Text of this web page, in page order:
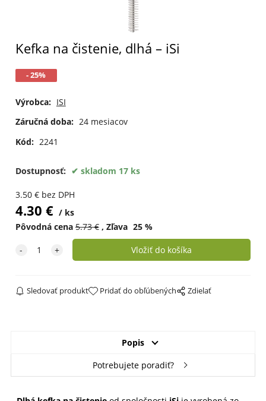
Kefka na čistenie, dlhá – iSi
- 25%
Výrobca: ISI
Záručná doba: 24 mesiacov
Kód: 2241
Dostupnosť: skladom 17 ks
3.50€ bez DPH
4.30 €
ks
Pôvodná cena 5.73€ Zľava 25%
Sledovať produkt Pridať do obľúbených Zdielať
Popis
Potrebujete poradiť?